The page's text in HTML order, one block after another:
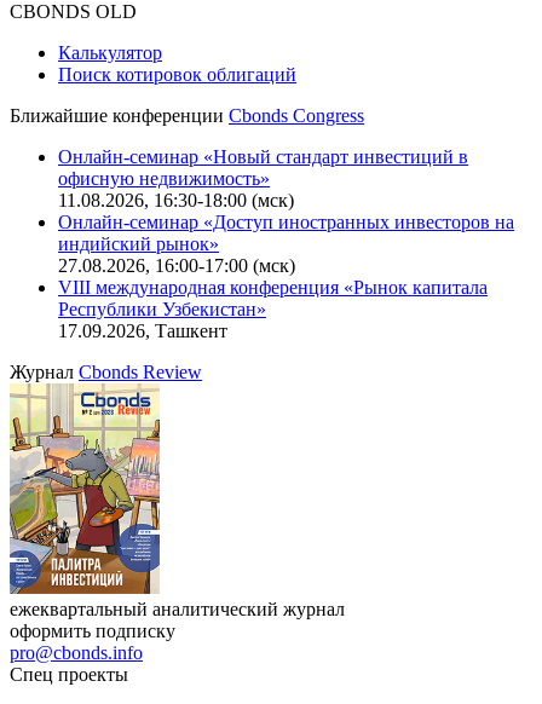
CBONDS OLD
Калькулятор
Поиск котировок облигаций
Ближайшие конференции Cbonds Congress
Онлайн-семинар «Новый стандарт инвестиций в
офисную недвижимость»
11.08.2026, 16:30-18:00 (мск)
Онлайн-семинар «Доступ иностранных инвесторов на
индийский рынок»
27.08.2026, 16:00-17:00 (мск)
VIII международная конференция «Рынок капитала
Республики Узбекистан»
17.09.2026, Ташкент
Журнал Cbonds Review
ежеквартальный аналитический журнал
оформить подписку
pro@cbonds.info
Спец проекты